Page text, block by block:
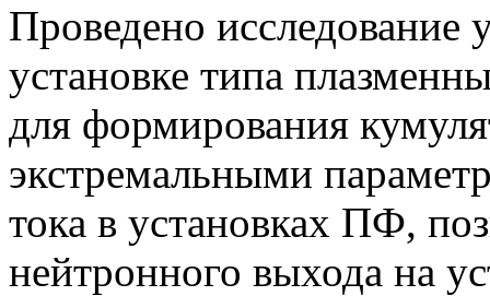
Проведено исследование
установке типа
для формирования
экстремальными
тока в установках ПФ,
нейтронного выхода на